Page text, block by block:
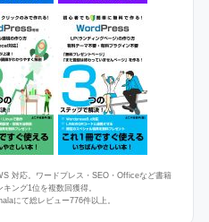
対応。ワードプレス・SEO・Officeなど書籍
ング1位を複数回獲得。
にて総レビュー776件以上。